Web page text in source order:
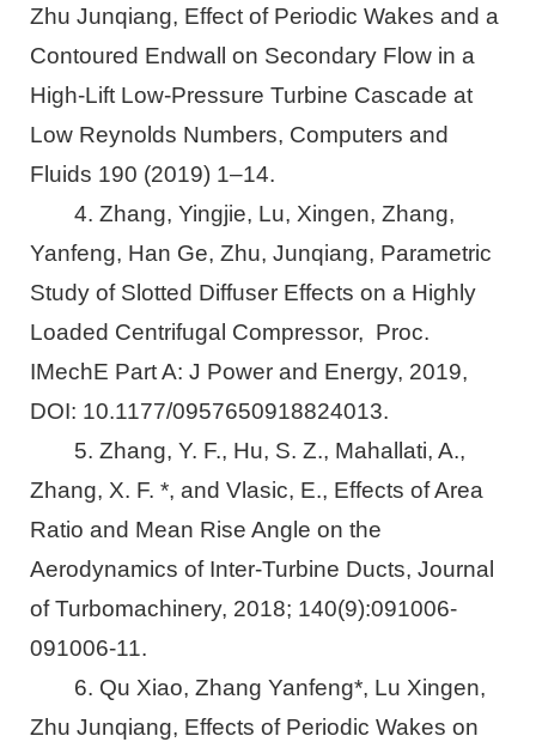
Zhu Junqiang, Effect of Periodic Wakes and a
Contoured Endwall on Secondary Flow in a
High-Lift Low-Pressure Turbine Cascade at
Low Reynolds Numbers, Computers and
Fluids 190 (2019) 1–14.
4. Zhang, Yingjie, Lu, Xingen, Zhang,
Yanfeng, Han Ge, Zhu, Junqiang, Parametric
Study of Slotted Diffuser Effects on a Highly
Loaded Centrifugal Compressor, Proc.
IMechE Part A: J Power and Energy, 2019,
DOI: 10.1177/0957650918824013.
5. Zhang, Y. F., Hu, S. Z., Mahallati, A.,
Zhang, X. F. *, and Vlasic, E., Effects of Area
Ratio and Mean Rise Angle on the
Aerodynamics of Inter-Turbine Ducts, Journal
of Turbomachinery, 2018; 140(9):091006-
091006-11.
6. Qu Xiao, Zhang Yanfeng*, Lu Xingen,
Zhu Junqiang, Effects of Periodic Wakes on